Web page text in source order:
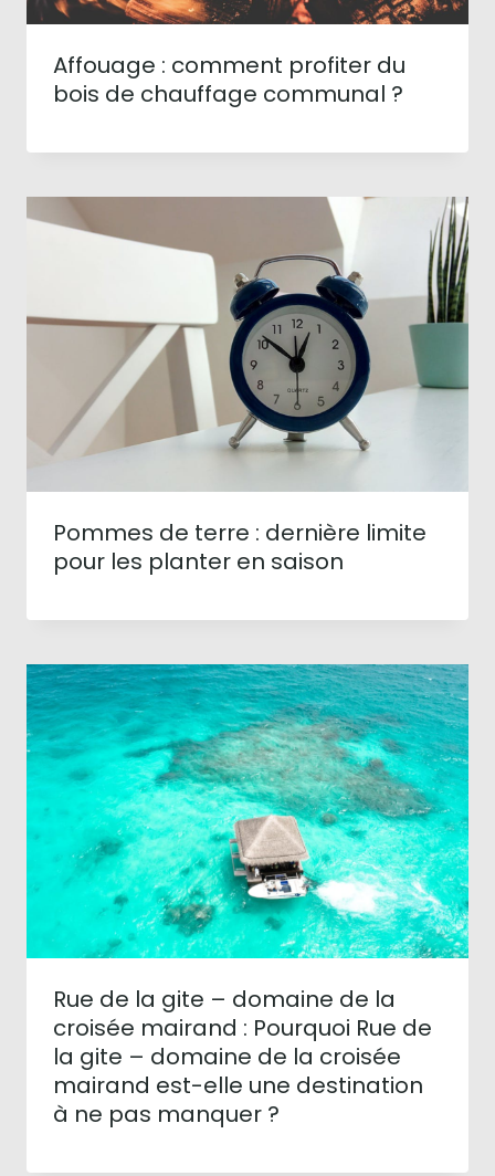
Affouage : comment profiter du
bois de chauffage communal ?
Pommes de terre : dernière limite
pour les planter en saison
Rue de la gite – domaine de la
croisée mairand : Pourquoi Rue de
la gite – domaine de la croisée
mairand est-elle une destination
à ne pas manquer ?